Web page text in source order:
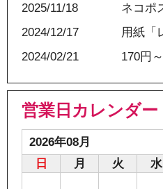
2025/11/18
2024/12/17
2024/02/21
営業日カレンダー
2026年08月
日
月 火 水